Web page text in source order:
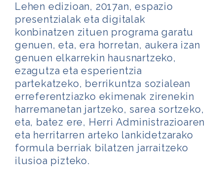
Lehen edizioan, 2017an, espazio
presentzialak eta digitalak
konbinatzen zituen programa garatu
genuen, eta, era horretan, aukera izan
genuen elkarrekin hausnartzeko,
ezagutza eta esperientzia
partekatzeko, berrikuntza sozialean
erreferentziazko ekimenak zirenekin
harremanetan jartzeko, sarea sortzeko,
eta, batez ere, Herri Administrazioaren
eta herritarren arteko lankidetzarako
formula berriak bilatzen jarraitzeko
ilusioa pizteko.